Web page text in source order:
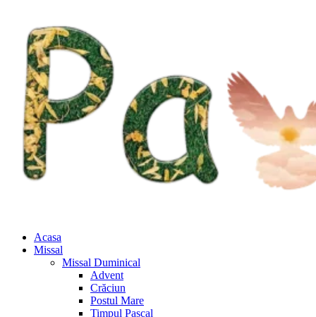
Acasa
Missal
Missal Duminical
Advent
Crăciun
Postul Mare
Timpul Pascal